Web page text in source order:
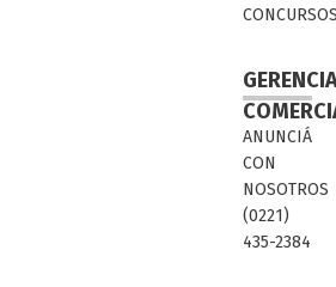
ANUNCIÁ
CON
NOSOTROS
(0221)
435-2384